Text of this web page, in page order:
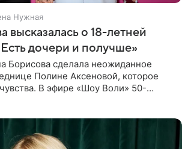
Нужная
высказалась о 18-летней
дочери и получше»
Борисова сделала неожиданное
Полине Аксеновой, которое
В эфире «Шоу Воли» 50-